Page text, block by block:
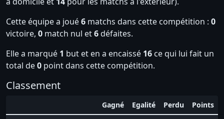
Cette équipe a joué6 matchs dans cette compétition : 0
victoire, 0 match nul et6défaites.
Elle a marqué 1 but et en a encaissé 16 ce qui lui fait un
total de0 point dans cette compétition.
Classement
Gagné Egalité Perdu Points